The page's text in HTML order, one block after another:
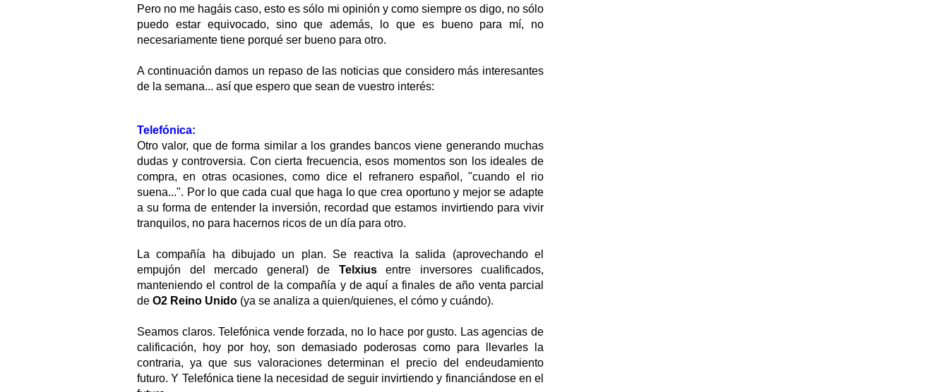
Pero no me hagáis caso, esto es sólo mi opinión y como siempre os digo, no sólo
puedo estar equivocado, sino que además, lo que es bueno para mí, no
necesariamente tiene porqué ser bueno para otro.
A continuación damos un repaso de las noticias que considero más interesantes
de la semana... así que espero que sean de vuestro interés:
Telefónica:
Otro valor, que de forma similar a los grandes bancos viene generando muchas
dudas y controversia. Con cierta frecuencia, esos momentos son los ideales de
compra, en otras ocasiones, como dice el refranero español, "cuando el rio
suena...". Por lo que cada cual que haga lo que crea oportuno y mejor se adapte
a su forma de entender la inversión, recordad que estamos invirtiendo para vivir
tranquilos, no para hacernos ricos de un día para otro.
La compañía ha dibujado un plan. Se reactiva la salida (aprovechando el
empujón del mercado general) de Telxiusentre inversores cualificados,
manteniendo el control de la compañía y de aquí a finales de año venta parcial
de O2 Reino Unido (ya se analiza a quien/quienes, el cómo y cuándo).
Seamos claros. Telefónica vende forzada, no lo hace por gusto. Las agencias de
calificación, hoy por hoy, son demasiado poderosas como para llevarles la
contraria, ya que sus valoraciones determinan el precio del endeudamiento
futuro. Y Telefónica tiene la necesidad de seguir invirtiendo y financiándose en el